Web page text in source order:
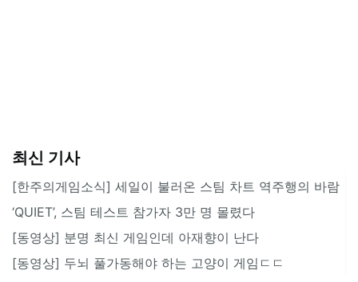
최신 기사
[한주의게임소식] 세일이 불러온 스팀 차트 역주행의 바람
‘QUIET’, 스팀 테스트 참가자 3만 명 몰렸다
[동영상] 분명 최신 게임인데 아재향이 난다
[동영상] 두뇌 풀가동해야 하는 고양이 게임ㄷㄷ